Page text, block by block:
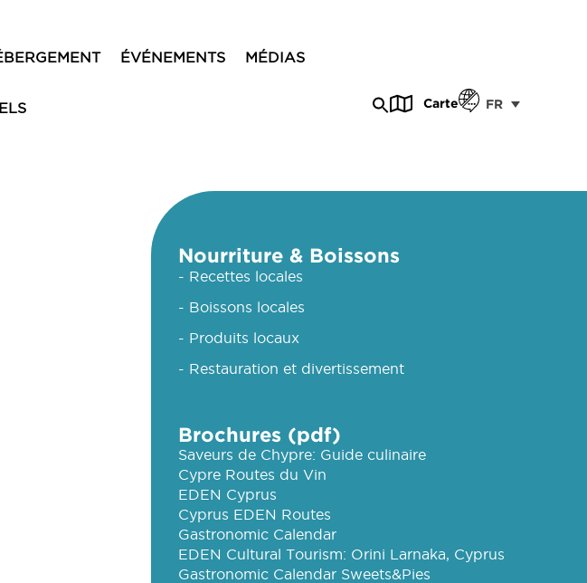
ÉVÉNEMENTS MÉDIAS
Carte FR
Nourriture & Boissons
- Recettes locales
- Boissons locales
- Produits locaux
- Restauration et divertissement
Brochures (pdf)
Saveurs de Chypre: Guide culinaire
Cypre Routes du Vin
EDEN Cyprus
Cyprus EDEN Routes
Gastronomic Calendar
EDEN Cultural Tourism: Orini Larnaka, Cyprus
Gastronomic Calendar Sweets&Pies